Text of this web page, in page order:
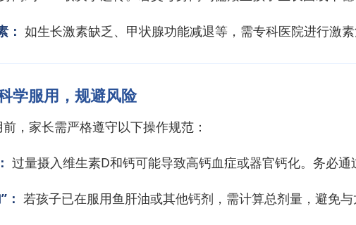
： 如生长激素缺乏、甲状腺功能减退等，需专科医院进行激素
学服用，规避风险
，家长需严格遵守以下操作规范：
过量摄入维生素D和钙可能导致高钙血症或器官钙化。务必
： 若孩子已在服用鱼肝油或其他钙剂，需计算总剂量，避免与